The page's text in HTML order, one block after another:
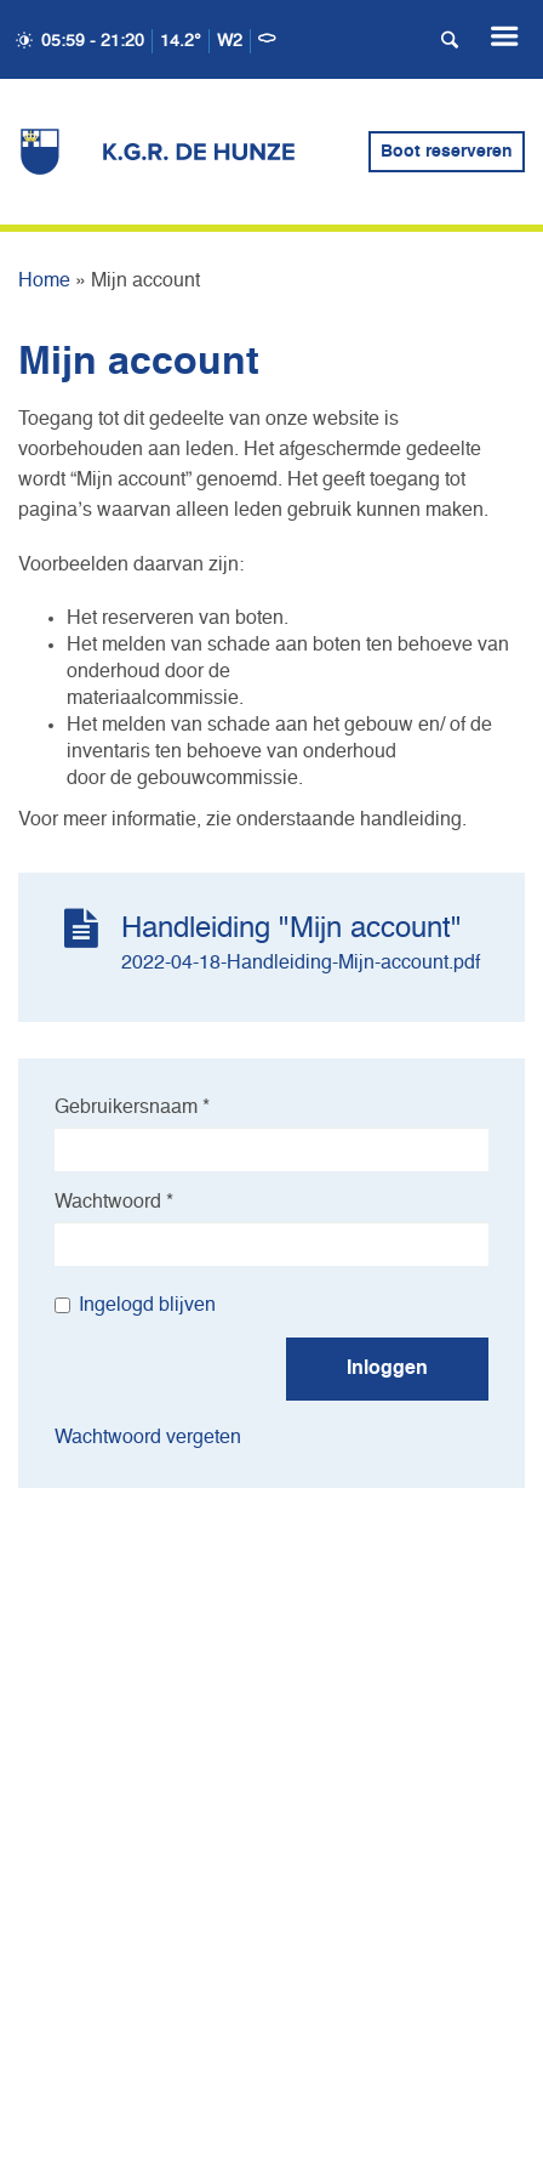
05:59 - 21:20 14.2° W2
Boot reserveren
Home » Mijn account
Mijn account
Toegang tot dit gedeelte van onze website is
voorbehouden aan leden. Het afgeschermde gedeelte
wordt “Mijn account” genoemd. Het geeft toegang tot
pagina’s waarvan alleen leden gebruik kunnen maken.
Voorbeelden daarvan zijn:
Het reserveren van boten.
Het melden van schade aan boten ten behoeve van
onderhoud door de
materiaalcommissie.
Het melden van schade aan het gebouw en/ of de
inventaris ten behoeve van onderhoud
door de gebouwcommissie.
Voor meer informatie, zie onderstaande handleiding.
Handleiding "Mijn account"
2022-04-18-Handleiding-Mijn-account.pdf
Gebruikersnaam *
Wachtwoord *
Ingelogd blijven
Inloggen
Wachtwoord vergeten